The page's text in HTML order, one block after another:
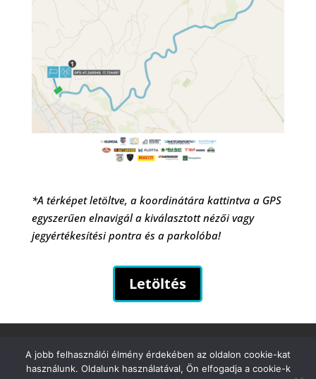
*A térképet letöltve, a koordinátára kattintva a GPS
egyszerűen elnavigál a kiválasztott nézői vagy
jegyértékesítési pontra és a parkolóba!
Letöltés
A jobb felhasználói élmény érdekében az oldalon cookie-kat
használunk. Oldalunk használatával, Ön elfogadja a cookie-k